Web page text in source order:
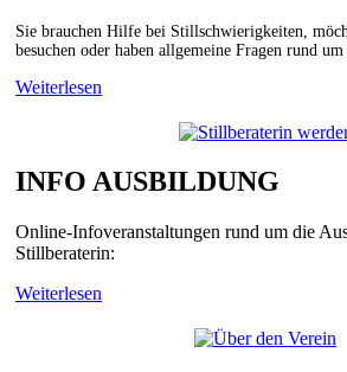
Sie brauchen Hilfe bei Stillschwierigkeiten,
besuchen oder haben allgemeine Fragen rund
Weiterlesen
INFO AUSBILDUNG
Online-Infoveranstaltungen rund um die
Stillberaterin:
Weiterlesen